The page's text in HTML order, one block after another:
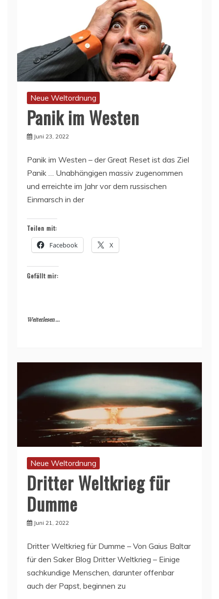
Neue Weltordnung
Panik im Westen
Juni 23, 2022
Panik im Westen – der Great Reset ist das Ziel
Panik … Unabhängigen massiv zugenommen
und erreichte im Jahr vor dem russischen
Einmarsch in der
Teilen mit:
Facebook X
Gefällt mir:
Weiterlesen ...
Neue Weltordnung
Dritter Weltkrieg für
Dumme
Juni 21, 2022
Dritter Weltkrieg für Dumme – Von Gaius Baltar
für den Saker Blog Dritter Weltkrieg – Einige
sachkundige Menschen, darunter offenbar
auch der Papst, beginnen zu